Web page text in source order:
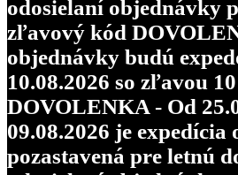
odosielaní objednávky
zľavový kód
objednávky budú
10.08.2026 so zľavou
DOVOLENKA - Od
09.08.2026 je expedícia
pozastavená pre letnú